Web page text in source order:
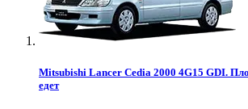
Mitsubishi Lancer Cedia 2000 4G15 GDI.
едет